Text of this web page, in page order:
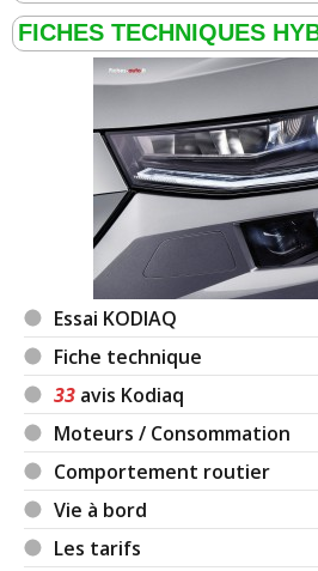
Essai KODIAQ
Fiche technique
33 avis Kodiaq
Moteurs / Consommation
Comportement routier
Vie à bord
Les tarifs